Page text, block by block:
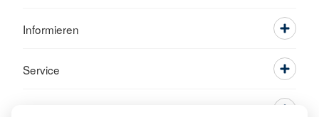
Informieren
Service